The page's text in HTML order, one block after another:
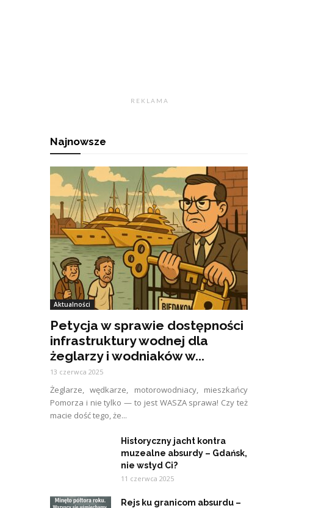
R E K L A M A
Najnowsze
Aktualności
Petycja w sprawie dostępności
infrastruktury wodnej dla
żeglarzy i wodniaków w...
13 czerwca 2025
Żeglarze, wędkarze, motorowodniacy, mieszkańcy
Pomorza i nie tylko — to jest WASZA sprawa! Czy też
macie dość tego, że...
Historyczny jacht kontra
muzealne absurdy – Gdańsk,
nie wstyd Ci?
11 czerwca 2025
Rejs ku granicom absurdu –